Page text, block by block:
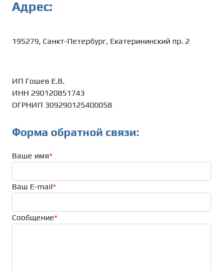
Адрес:
195279, Санкт-Петербург, Екатерининский пр. 2
ИП Гошев Е.В.
ИНН 290120851743
ОГРНИП 309290125400058
Форма обратной связи:
Ваше имя*
Ваш E-mail*
Сообщение*